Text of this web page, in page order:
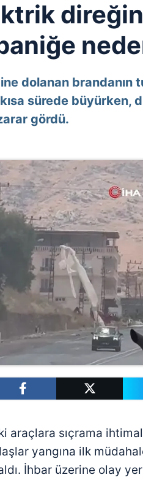
dolanan brandanın
kısa sürede büyürken,
gördü.
araçlara sıçrama
yangına ilk
İhbar üzerine olay